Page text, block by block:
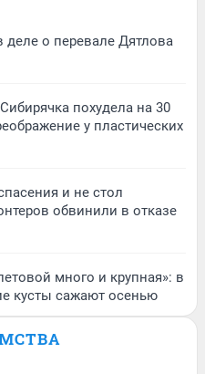
о перевале Дятлова
похудела на 30
у пластических
и не стол
обвинили в отказе
много и крупная»: в
кусты сажают осенью